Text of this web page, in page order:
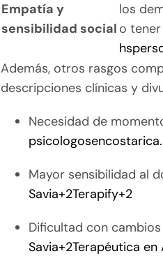
Empatía y
sensibilidad social
los
o
Además, otros rasgos
descripciones clínicas y
Necesidad de
Mayor sensibilidad al
Savia+2Terapify+2
Dificultad con
Savia+2Terapéutica en